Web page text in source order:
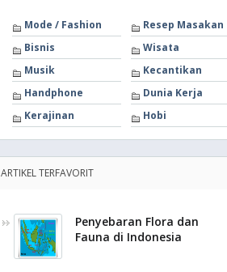
Mode / Fashion
Resep Masakan
Bisnis
Wisata
Musik
Kecantikan
Handphone
Dunia Kerja
Kerajinan
Hobi
ARTIKEL TERFAVORIT
Penyebaran Flora dan
Fauna di Indonesia